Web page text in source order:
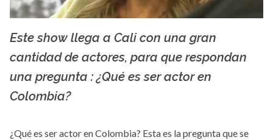
La X mas música
Este show llega a Cali con una gran
cantidad de actores, para que respondan
una pregunta : ¿Qué es ser actor en
Colombia?
¿Qué es ser actor en Colombia? Esta es la pregunta que se